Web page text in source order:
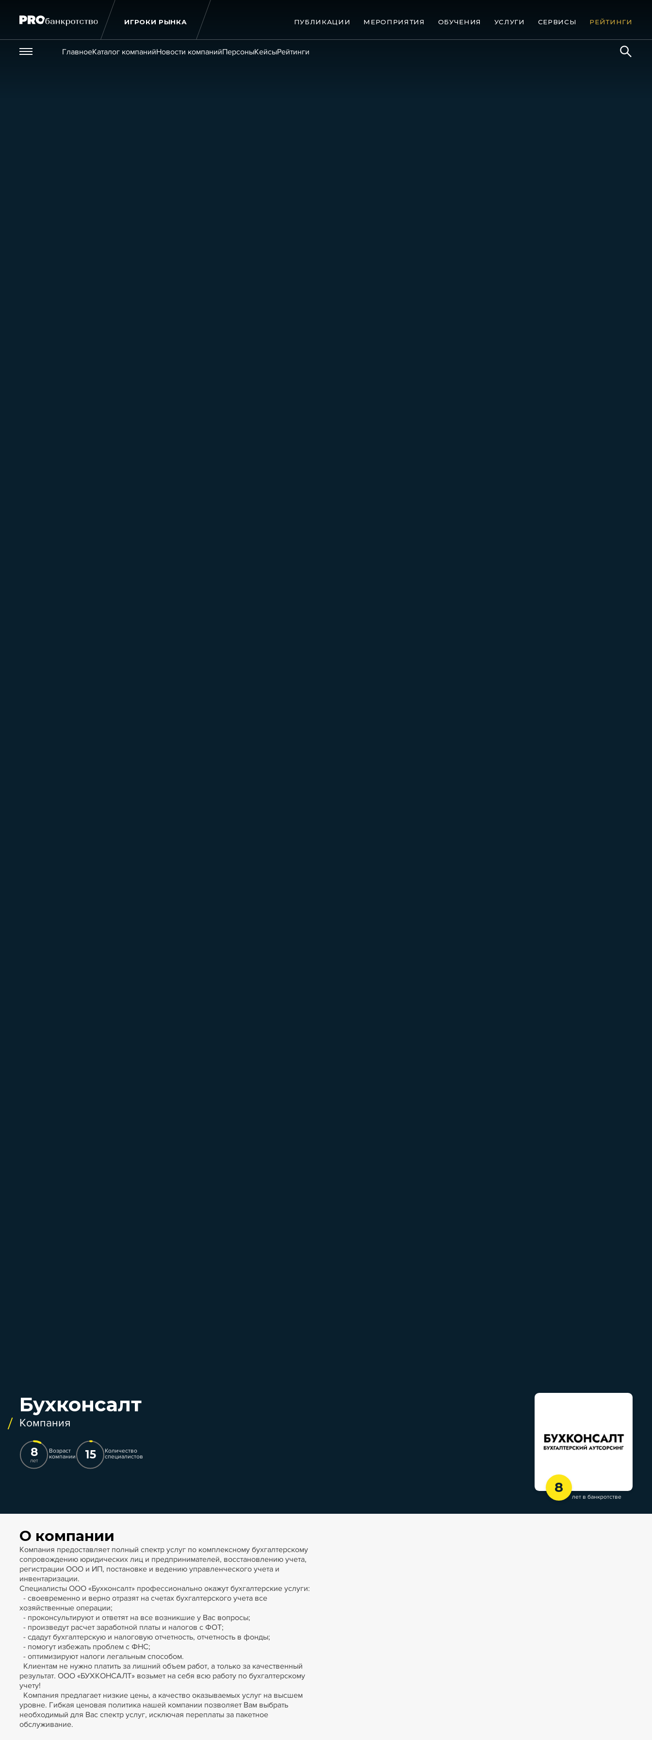
ИГРОКИ РЫНКА ПУБЛИКАЦИИ МЕРОПРИЯТИЯ ОБУЧЕНИЯ УСЛУГИ СЕРВИСЫ РЕЙТИНГИ
Везде
ГлавноеКаталог компанийНовости компанийПерсоныКейсыРейтинги
8
лет в банкротстве
Бухконсалт
Компания
8
лет
Возраст
компании
15
Количество
специалистов
О компании
Компания предоставляет полный спектр услуг по комплексному бухгалтерскому
сопровождению юридических лиц и предпринимателей, восстановлению учета,
регистрации ООО и ИП, постановке и ведению управленческого учета и
инвентаризации.
Специалисты ООО «Бухконсалт» профессионально окажут бухгалтерские услуги:
- своевременно и верно отразят на счетах бухгалтерского учета все
хозяйственные операции;
- проконсультируют и ответят на все возникшие у Вас вопросы;
- произведут расчет заработной платы и налогов с ФОТ;
- сдадут бухгалтерскую и налоговую отчетность, отчетность в фонды;
- помогут избежать проблем с ФНС;
- оптимизируют налоги легальным способом.
Клиентам не нужно платить за лишний объем работ, а только за качественный
результат. ООО «БУХКОНСАЛТ» возьмет на себя всю работу по бухгалтерскому
учету!
Компания предлагает низкие цены, а качество оказываемых услуг на высшем
уровне. Гибкая ценовая политика нашей компании позволяет Вам выбрать
необходимый для Вас спектр услуг, исключая переплаты за пакетное
обслуживание.